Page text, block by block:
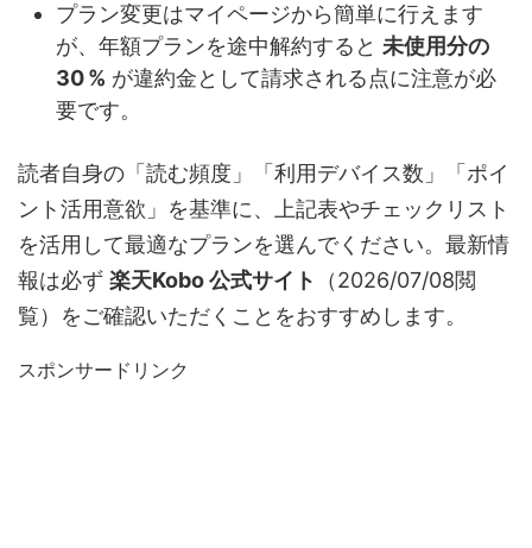
プラン変更はマイページから簡単に行えます
が、年額プランを途中解約すると 未使用分の
30 % が違約金として請求される点に注意が必
要です。
読者自身の「読む頻度」「利用デバイス数」「ポイ
ント活用意欲」を基準に、上記表やチェックリスト
を活用して最適なプランを選んでください。最新情
報は必ず 楽天Kobo 公式サイト
（2026/07/08閲
覧）をご確認いただくことをおすすめします。
スポンサードリンク